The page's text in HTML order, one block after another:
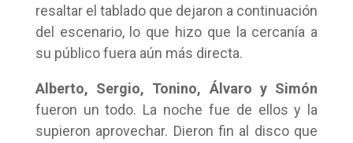
resaltar el tablado que dejaron a continuación
del escenario, lo que hizo que la cercanía a
su público fuera aún más directa.
Alberto, Sergio, Tonino, Álvaro y Simón
fueron un todo. La noche fue de ellos y la
supieron aprovechar. Dieron fin al disco que